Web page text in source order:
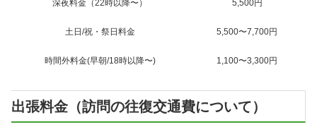
深夜料金（22時以降〜） 5,500円
土日/祝・祭日料金 5,500〜7,700円
時間外料金(早朝/18時以降〜) 1,100〜3,300円
出張料金（訪問の往復交通費について）